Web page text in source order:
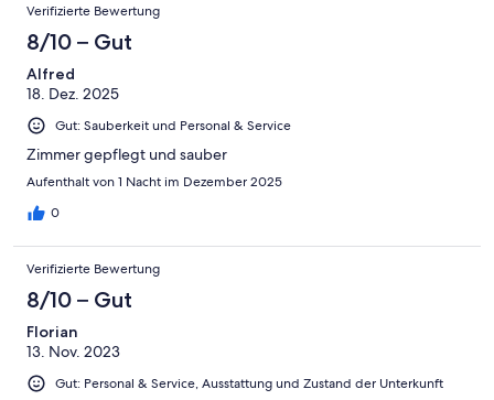
Verifizierte Bewertung
8/10 – Gut
Alfred
18. Dez. 2025
Gut: Sauberkeit und Personal & Service
Zimmer gepflegt und sauber
Aufenthalt von 1 Nacht im Dezember 2025
0
Verifizierte Bewertung
8/10 – Gut
Florian
13. Nov. 2023
Gut: Personal & Service, Ausstattung und Zustand der Unterkunft